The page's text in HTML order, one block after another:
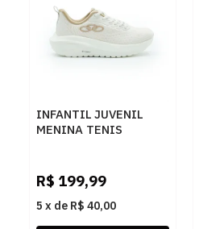
INFANTIL JUVENIL
MENINA TENIS
R$ 199,99
5 x de R$ 40,00